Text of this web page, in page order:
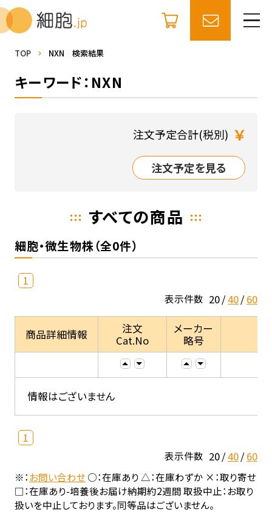
TOP NXN 検索結果
キーワード：NXN
注文予定合計(税別) ￥
注文予定を見る
すべての商品
細胞・微生物株（全0件）
1
表示件数 20 40 60
商品詳細情報
注文
Cat.No
メーカー
略号
情報はございません
1
表示件数 20 40 60
※：お問い合わせ○：在庫あり △：在庫わずか ×：取り寄せ
□：在庫あり-培養後お届け納期約2週間 取扱中止：お取り
扱いを中止しております。同等品はございません。